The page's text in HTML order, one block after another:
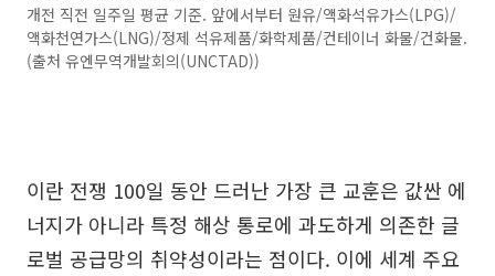
개전 직전 일주일 평균 기준. 앞에서부터 원유/액화석유가스(LPG)/
액화천연가스(LNG)/정제 석유제품/화학제품/컨테이너 화물/건화물.
(출처 유엔무역개발회의(UNCTAD))
이란 전쟁 100일 동안 드러난 가장 큰 교훈은 값싼 에
너지가 아니라 특정 해상 통로에 과도하게 의존한 글
로벌 공급망의 취약성이라는 점이다. 이에 세계 주요